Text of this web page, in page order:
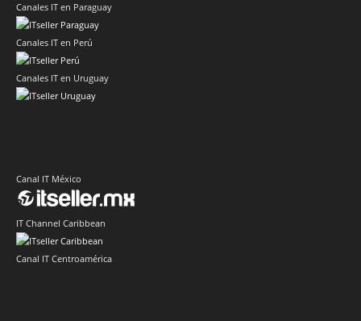
Canales IT en Paraguay
Canales IT en Perú
Canales IT en Uruguay
Canal IT México
IT Channel Caribbean
Canal IT Centroamérica